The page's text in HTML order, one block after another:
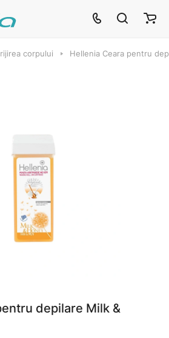
corpului Hellenia Ceara pentru
depilare Milk &